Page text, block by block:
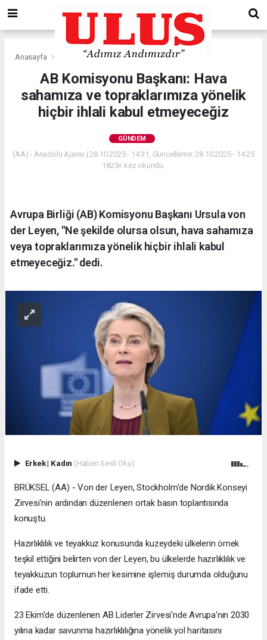
Anasayfa Gündem
AB Komisyonu Başkanı: Hava
sahamıza ve topraklarımıza yönelik
hiçbir ihlali kabul etmeyeceğiz
GÜNDEM
(AA) - Anadolu Ajansı | 28.10.2025 - 14:31, Güncelleme: 28.10.2025 - 14:25
1825+ kez okundu.
Avrupa Birliği (AB) Komisyonu Başkanı Ursula von
der Leyen, "Ne şekilde olursa olsun, hava sahamıza
veya topraklarımıza yönelik hiçbir ihlali kabul
etmeyeceğiz." dedi.
Erkek| Kadın (Haberi Sesli Oku)
BRÜKSEL (AA) - Von der Leyen, Stockholm'de Nordik Konseyi
Zirvesi'nin ardından düzenlenen ortak basın toplantısında
konuştu.
Hazırlıklılık ve teyakkuz konusunda kuzeydeki ülkelerin örnek
teşkil ettiğini belirten von der Leyen, bu ülkelerde hazırlıklılık ve
teyakkuzun toplumun her kesimine işlemiş durumda olduğunu
ifade etti.
23 Ekim'de düzenlenen AB Liderler Zirvesi'nde Avrupa'nın 2030
yılına kadar savunma hazırlıklılığına yönelik yol haritasını